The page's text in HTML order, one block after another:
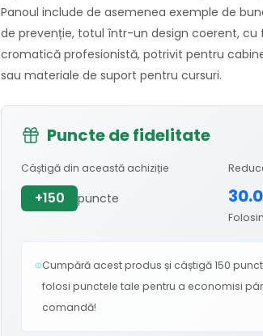
Panoul include de asemenea exemple de
de prevenție, totul într-un design coerent, cu
cromatică profesionistă, potrivit pentru
sau materiale de suport pentru cursuri.
Puncte de fidelitate
Câștigă din această achiziție
+150 puncte
Cumpără acest produs și câștigă 150
folosi punctele tale pentru a economisi
comandă!